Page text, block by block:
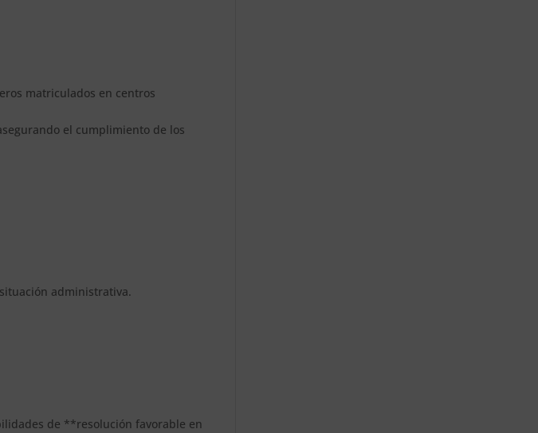
matriculados en centros
el cumplimiento de los
administrativa.
de **resolución favorable en